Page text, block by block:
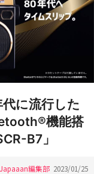
に流行した
機能搭
B7」
Japaaan編集部 2023/01/25